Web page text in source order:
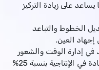
على زيادة التركيز
الخطوط والتباعد
إجهاد العين.
إدارة الوقت والشعور
بالإنجاز، حيث أظهرت الأبحاث زيادة في الإنتاجية بنسبة 25%